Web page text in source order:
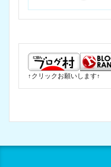
↑クリックお願いします↑